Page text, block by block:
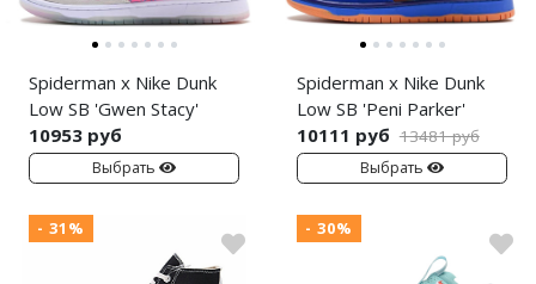
Spiderman x Nike Dunk
Low SB 'Gwen Stacy'
10953 руб
Выбрать
Spiderman x Nike Dunk
Low SB 'Peni Parker'
10111 руб 13481 руб
Выбрать
- 31% - 30%